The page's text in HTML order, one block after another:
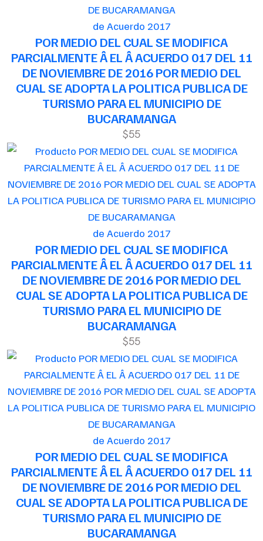
de Acuerdo 2017
POR MEDIO DEL CUAL SE MODIFICA
PARCIALMENTE Â EL Â ACUERDO 017 DEL 11
DE NOVIEMBRE DE 2016 POR MEDIO DEL
CUAL SE ADOPTA LA POLITICA PUBLICA DE
TURISMO PARA EL MUNICIPIO DE
BUCARAMANGA
$55
de Acuerdo 2017
POR MEDIO DEL CUAL SE MODIFICA
PARCIALMENTE Â EL Â ACUERDO 017 DEL 11
DE NOVIEMBRE DE 2016 POR MEDIO DEL
CUAL SE ADOPTA LA POLITICA PUBLICA DE
TURISMO PARA EL MUNICIPIO DE
BUCARAMANGA
$55
de Acuerdo 2017
POR MEDIO DEL CUAL SE MODIFICA
PARCIALMENTE Â EL Â ACUERDO 017 DEL 11
DE NOVIEMBRE DE 2016 POR MEDIO DEL
CUAL SE ADOPTA LA POLITICA PUBLICA DE
TURISMO PARA EL MUNICIPIO DE
BUCARAMANGA